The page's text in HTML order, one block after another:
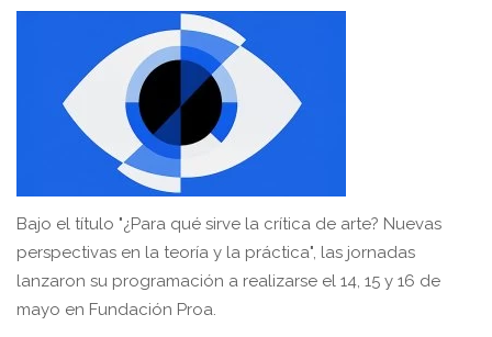
Bajo el título "¿Para qué sirve la crítica de arte? Nuevas
perspectivas en la teoría y la práctica", las jornadas
lanzaron su programación a realizarse el 14, 15 y 16 de
mayo en Fundación Proa.